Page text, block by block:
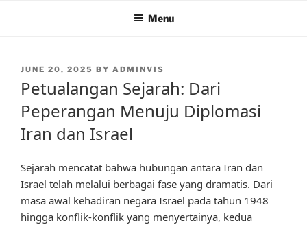
Menu
POSTED
JUNE 20, 2025 BY ADMINVIS
Petualangan Sejarah: Dari
Peperangan Menuju Diplomasi
Iran dan Israel
Sejarah mencatat bahwa hubungan antara Iran dan
Israel telah melalui berbagai fase yang dramatis. Dari
masa awal kehadiran negara Israel pada tahun 1948
hingga konflik-konflik yang menyertainya, kedua